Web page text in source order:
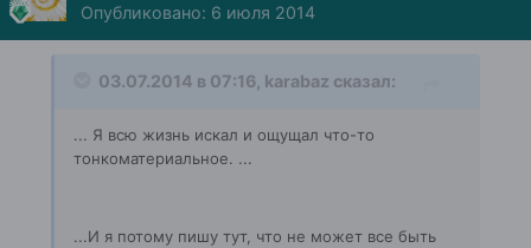
Опубликовано: 6 июля 2014
03.07.2014 в 07:16, karabaz сказал:
... Я всю жизнь искал и ощущал что-то
тонкоматериальное. ...
...И я потому пишу тут, что не может все быть